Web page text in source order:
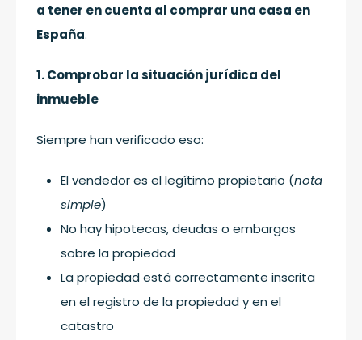
a tener en cuenta al comprar una casa en
España.
1. Comprobar la situación jurídica del
inmueble
Siempre han verificado eso:
El vendedor es el legítimo propietario (nota
simple)
No hay hipotecas, deudas o embargos
sobre la propiedad
La propiedad está correctamente inscrita
en el registro de la propiedad y en el
catastro